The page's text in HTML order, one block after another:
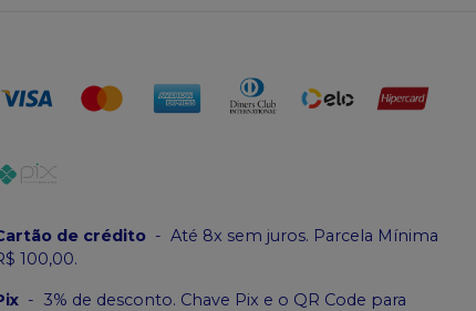
de crédito - Até 8x sem juros. Parcela Mínima
100,00.
- 3% de desconto. Chave Pix e o QR Code para